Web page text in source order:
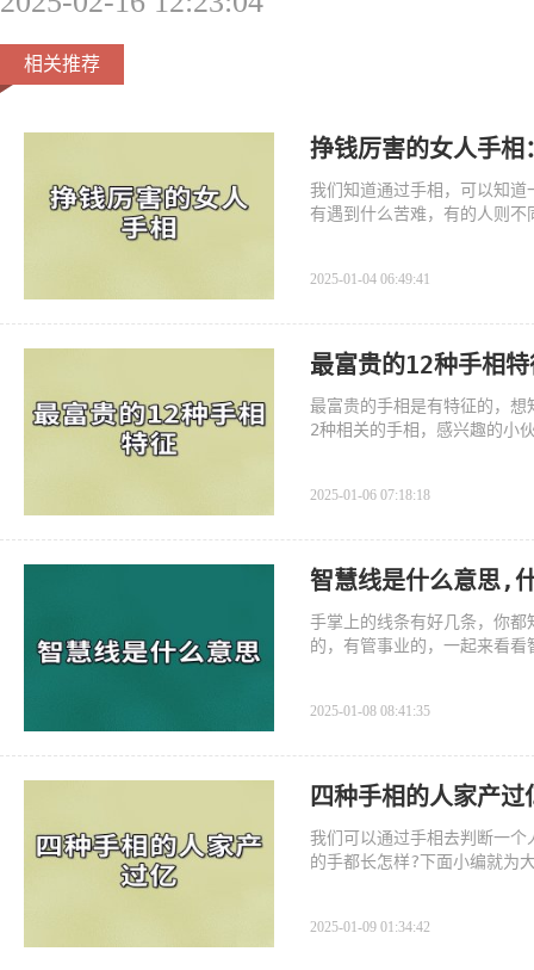
相关推荐
挣钱厉害的女人手
我们知道通过手相，可以知
有遇到什么苦难，有的人则
2025-01-04 06:49:41
最富贵的12种手相
最富贵的手相是有特征的，
2种相关的手相，感兴趣的小
2025-01-06 07:18:18
智慧线是什么意思,
手掌上的线条有好几条，你
的，有管事业的，一起来看看
2025-01-08 08:41:35
四种手相的人家产
我们可以通过手相去判断一
的手都长怎样?下面小编就为
2025-01-09 01:34:42